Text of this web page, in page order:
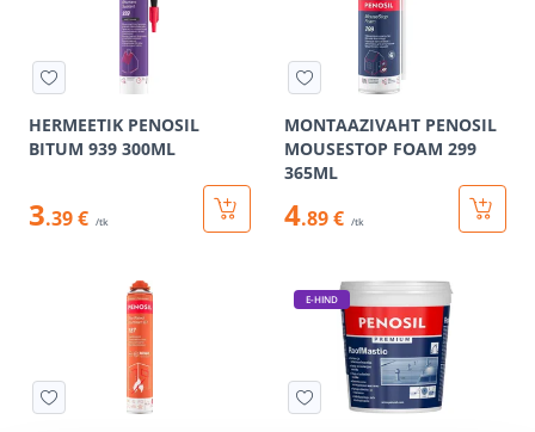
HERMEETIK PENOSIL
BITUM 939 300ML
3.39 € /tk
MONTAAZIVAHT PENOSIL
MOUSESTOP FOAM 299
365ML
4.89 € /tk
E-HIND